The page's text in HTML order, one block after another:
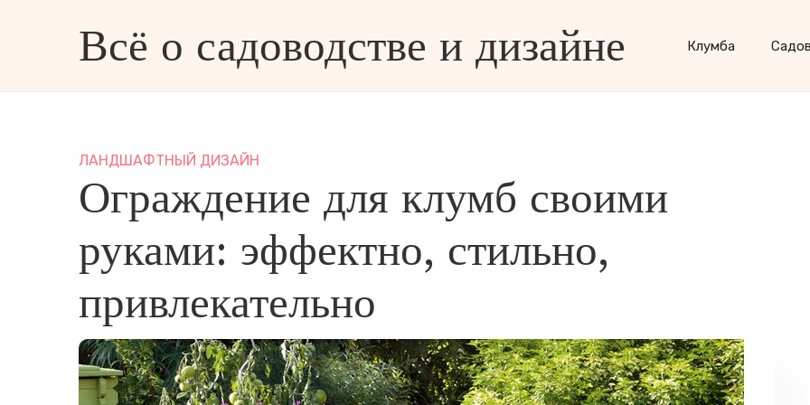
Всё о садоводстве и дизайне Клумба
ЛАНДШАФТНЫЙ ДИЗАЙН
Ограждение для клумб своими
руками: эффектно, стильно,
привлекательно
и дизайне